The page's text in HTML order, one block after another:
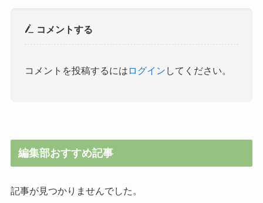
コメントする
コメントを投稿するには ログイン してください。
編集部おすすめ記事
記事が見つかりませんでした。